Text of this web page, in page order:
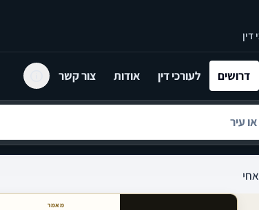
דין
דרושים לעורכי דין אודות צור קשר
או עיר
מאמר